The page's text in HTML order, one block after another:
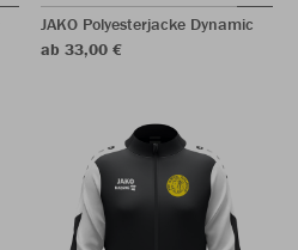
JAKO Polyesterjacke Dynamic
ab 33,00 €